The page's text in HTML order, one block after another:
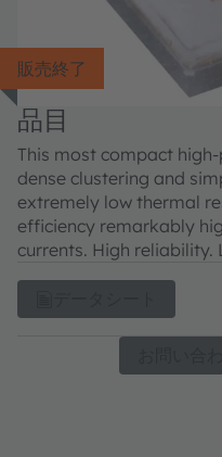
販売終了
品目
This most compact
dense clustering and
extremely low thermal
efficiency remarkably
currents. High reliability.